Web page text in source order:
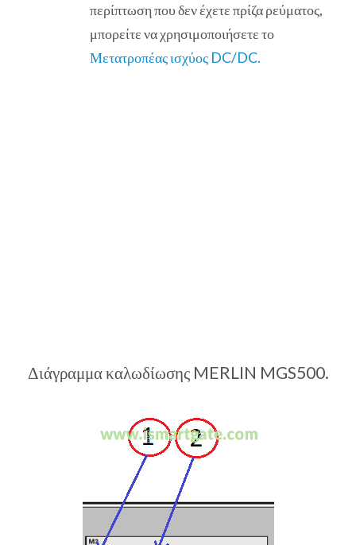
περίπτωση που δεν έχετε πρίζα ρεύματος,
μπορείτε να χρησιμοποιήσετε το
Μετατροπέας ισχύος DC/DC.
Διάγραμμα καλωδίωσης MERLIN MGS500.